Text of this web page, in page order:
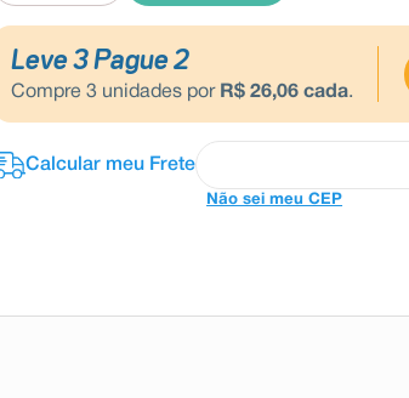
Leve 3 Pague 2
Compre 3 unidades por R$ 26,06 cada.
Não sei meu CEP